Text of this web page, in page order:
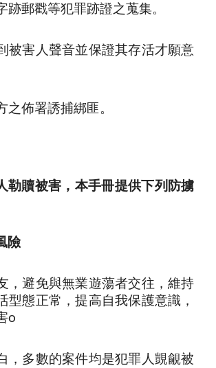
跡郵戳等犯罪跡證之蒐集。
被害人聲音並保證其存活才願意
之佈署誘捕綁匪。
勒贖被害，本手冊提供下列防擄
險
，避免與無業遊蕩者交往，維持
型態正常，提高自我保護意識，
o
，多數的案件均是犯罪人覬覦被